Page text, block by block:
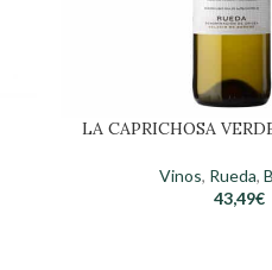
LA CAPRICHOSA
Vinos, Rueda,
43,49€